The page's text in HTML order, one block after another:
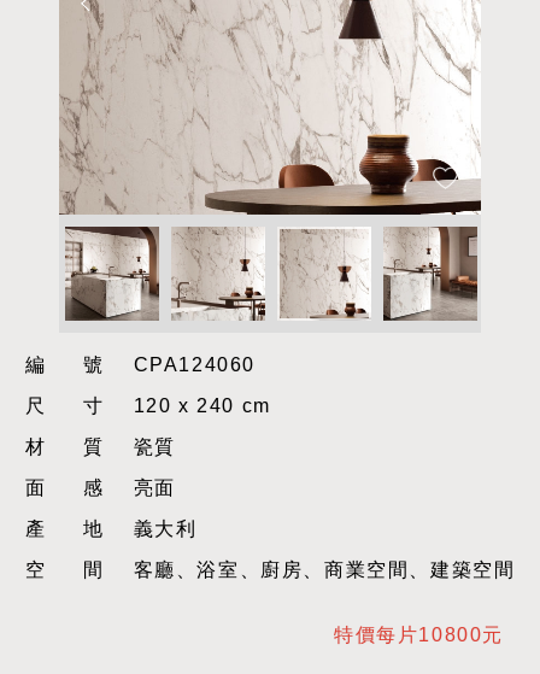
編號CPA124060
尺寸120 x 240 cm
材質瓷質
面感亮面
產地義大利
空間客廳、浴室、廚房、商業空間、建築空間
特價每片10800元